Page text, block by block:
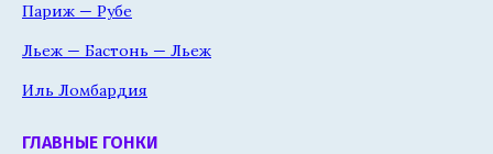
Париж — Рубе
Льеж — Бастонь — Льеж
Иль Ломбардия
ГЛАВНЫЕ ГОНКИ